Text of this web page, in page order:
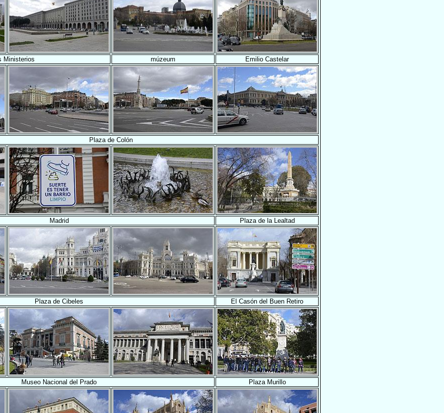
Ministerios múzeum Emilio Castelar
Plaza de Colón
Madrid Plaza de la Lealtad
Plaza de Cibeles El Casón del Buen Retiro
Museo Nacional del Prado Plaza Murillo